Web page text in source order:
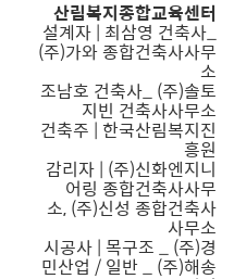
산림복지종합교육센터
설계자 | 최삼영 건축사_
(주)가와 종합건축사사무
소
조남호 건축사_ (주)솔토
지빈 건축사사무소
건축주 | 한국산림복지진
흥원
감리자 | (주)신화엔지니
어링 종합건축사사무
소, (주)신성 종합건축사
사무소
시공사 | 목구조 _ (주)경
민산업 / 일반 _ (주)해송